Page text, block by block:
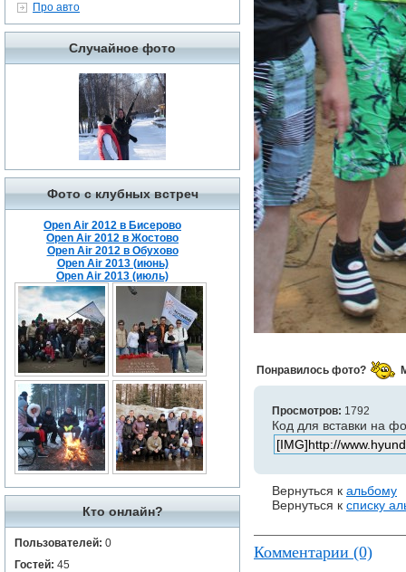
Про авто
Случайное фото
Фото с клубных встреч
Open Air 2012 в Бисерово
Open Air 2012 в Жостово
Open Air 2012 в Обухово
Open Air 2013 (июнь)
Open Air 2013 (июль)
Кто онлайн?
Пользователей: 0
Гостей: 45
Понравилось фото?
Просмотров: 1792
Код для вставки на
Вернуться к альбому
Вернуться к списку
Комментарии (0)